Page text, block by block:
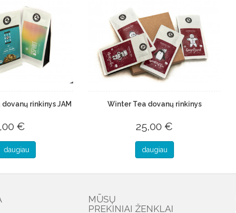
rinkinys JAM
€
daugiau
Winter Tea dovanų rinkinys
25,00 €
daugiau
MŪSŲ
PREKINIAI ŽENKLAI